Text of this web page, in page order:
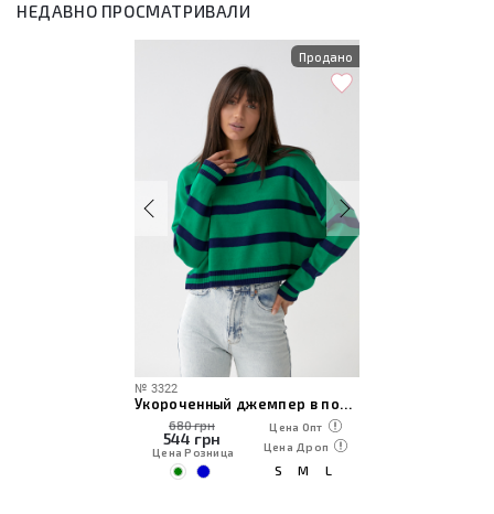
НЕДАВНО ПРОСМАТРИВАЛИ
Продано
№ 3322
Укороченный джемпер в полоску
680 грн
544 грн
Цена Розница
Цена Опт
Цена Дроп
S M L